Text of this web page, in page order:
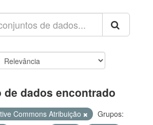
de dados encontrado
Commons Atribuição
Grupos: